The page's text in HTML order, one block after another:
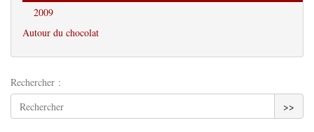
2009
Autour du chocolat
Rechercher :
>>